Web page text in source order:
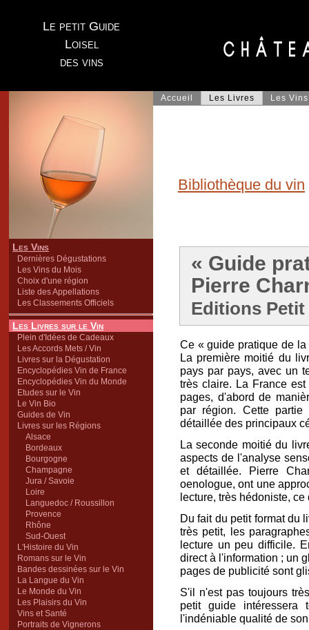
Le petit Guide
Loisel
des vins
Les Vins
Dernières Dégustations
Les Vins du Mois
Choix d'une région
Liste des Appellations
Les Classements Officiels
Les Livres sur le Vin
Plein d'Idées de Cadeaux
Les Accords Mets / Vin
Livres sur la Dégustation
Encyclopédies Vin de France
Encyclopédies Vin du Monde
Etudes sur le Vin
Le Vin Bio
Guides de Vin
Livres sur les Régions
Alsace
Bordeaux
Bourgogne
Champagne
Jura / Savoie
Loire
Languedoc / Roussillon
Provence
Rhône
Sud-Ouest
L'Histoire du Vin
Romans sur le Vin
Bandes dessinées sur le Vin
La Langue du Vin
Le Monde du Vin
Les Plaisirs du Vin
Vins et Santé
Portraits de Vignerons
Accueil Les Livres Les Vins
Bibliothèque du vin
« Guide
Pierre
Editions Petit
Ce « guide pratique de
La première moitié du
pays par pays, avec un
très claire. La France
pages, d'abord de
par région. Cette partie
détaillée des principaux
La seconde moitié du
aspects de l'analyse
et détaillée. Pierre
oenologue, ont une
lecture, très hédoniste,
Du fait du petit format du
très petit, les
lecture un peu difficile.
direct à l'information ; un
pages de publicité sont
S'il n'est pas toujours
petit guide intéressera
l'indéniable qualité de